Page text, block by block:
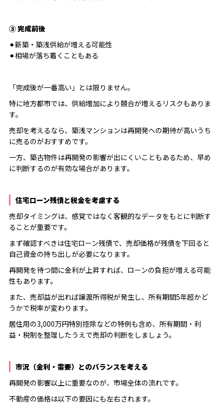
③ 完成前後
⚫︎新築・築浅供給が増える可能性
⚫︎相場が落ち着くこともある
「完成後が一番高い」とは限りません。
特に地方都市では、供給増加により競合が増えるリスクもありま
す。
売却を考えるなら、築浅マンションは再開発への期待が高いうち
に売るのがおすすめです。
一方、築古物件は再開発の影響が出にくいこともあるため、早め
に判断するのが有効な場合があります。
住宅ローン残債と税金を考慮する
売却タイミングは、感覚ではなく客観的なデータをもとに判断す
ることが重要です。
まず確認すべきは住宅ローン残債で、売却価格が残債を下回ると
自己資金の持ち出しが必要になります。
再開発を待つ間に金利が上昇すれば、ローンの負担が増える可能
性もあります。
また、売却益が出れば譲渡所得税が発生し、所有期間5年超かど
うかで税率が変わります。
居住用の3,000万円特別控除などの特例も含め、所有期間・利
益・税制を整理したうえで売却の判断をしましょう。
市況（金利・需要）とのバランスを考える
再開発の影響以上に重要なのが、市場全体の流れです。
不動産の価格は以下の要因にも左右されます。